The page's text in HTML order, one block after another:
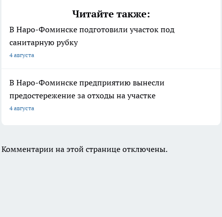
Читайте также:
В Наро-Фоминске подготовили участок под
санитарную рубку
4 августа
В Наро-Фоминске предприятию вынесли
предостережение за отходы на участке
4 августа
Комментарии на этой странице отключены.